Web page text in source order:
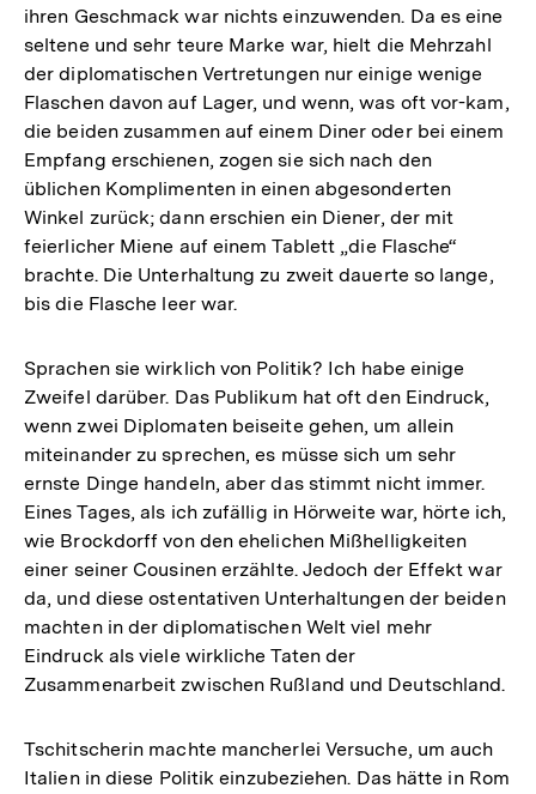
ihren Geschmack war nichts einzuwenden. Da es eine
seltene und sehr teure Marke war, hielt die Mehrzahl
der diplomatischen Vertretungen nur einige wenige
Flaschen davon auf Lager, und wenn, was oft vor-kam,
die beiden zusammen auf einem Diner oder bei einem
Empfang erschienen, zogen sie sich nach den
üblichen Komplimenten in einen abgesonderten
Winkel zurück; dann erschien ein Diener, der mit
feierlicher Miene auf einem Tablett „die Flasche“
brachte. Die Unterhaltung zu zweit dauerte so lange,
bis die Flasche leer war.
Sprachen sie wirklich von Politik? Ich habe einige
Zweifel darüber. Das Publikum hat oft den Eindruck,
wenn zwei Diplomaten beiseite gehen, um allein
miteinander zu sprechen, es müsse sich um sehr
ernste Dinge handeln, aber das stimmt nicht immer.
Eines Tages, als ich zufällig in Hörweite war, hörte ich,
wie Brockdorff von den ehelichen Mißhelligkeiten
einer seiner Cousinen erzählte. Jedoch der Effekt war
da, und diese ostentativen Unterhaltungen der beiden
machten in der diplomatischen Welt viel mehr
Eindruck als viele wirkliche Taten der
Zusammenarbeit zwischen Rußland und Deutschland.
Tschitscherin machte mancherlei Versuche, um auch
Italien in diese Politik einzubeziehen. Das hätte in Rom